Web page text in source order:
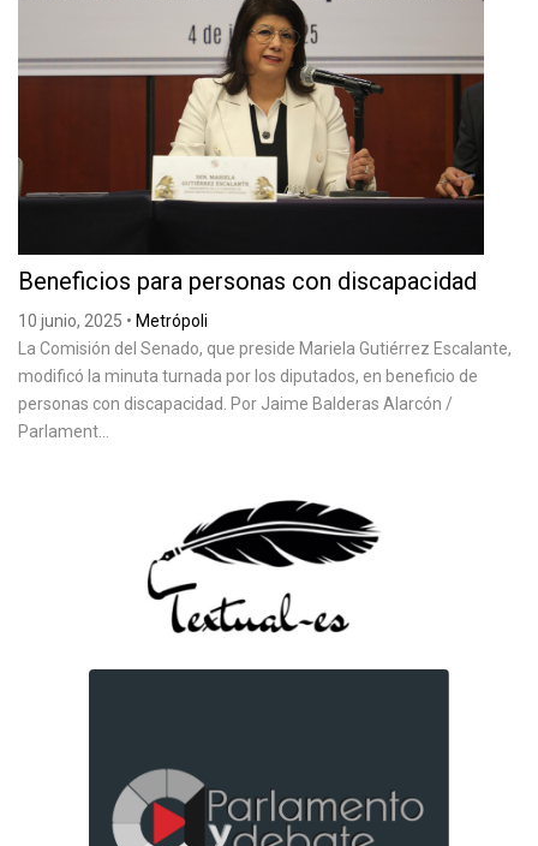
Beneficios para personas con discapacidad
10 junio, 2025 • Metrópoli
La Comisión del Senado, que preside Mariela Gutiérrez Escalante,
modificó la minuta turnada por los diputados, en beneficio de
personas con discapacidad. Por Jaime Balderas Alarcón /
Parlament...